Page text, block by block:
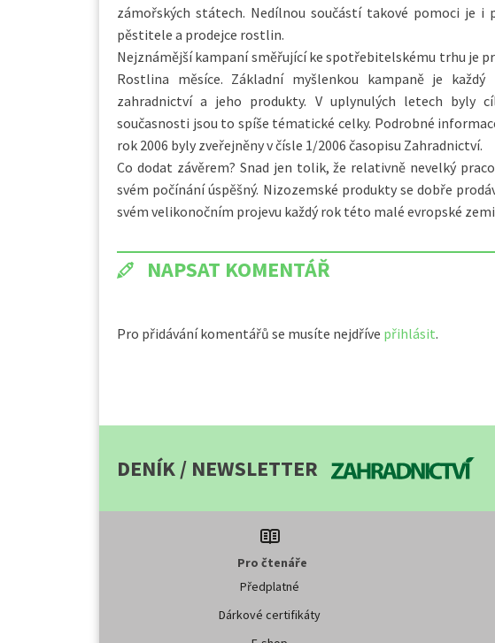
zámořských státech. Nedílnou součástí takové pomoci je i
pěstitele a prodejce rostlin.
Nejznámější kampaní směřující ke spotřebitelskému trhu je
Rostlina měsíce. Základní myšlenkou kampaně je
zahradnictví a jeho produkty. V uplynulých letech byly
současnosti jsou to spíše tématické celky. Podrobné
rok 2006 byly zveřejněny v čísle 1/2006 časopisu Zahradnictví.
Co dodat závěrem? Snad jen tolik, že relativně nevelký
svém počínání úspěšný. Nizozemské produkty se dobře
svém velikonočním projevu každý rok této malé evropské
NAPSAT KOMENTÁŘ
Pro přidávání komentářů se musíte nejdříve přihlásit.
DENÍK / NEWSLETTER
Pro čtenáře
Předplatné
Dárkové certifikáty